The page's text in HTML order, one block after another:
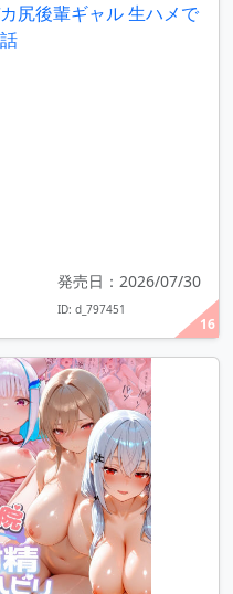
16
尻後輩ギャル 生ハメで
発売日：2026/07/30
ID: d_797451